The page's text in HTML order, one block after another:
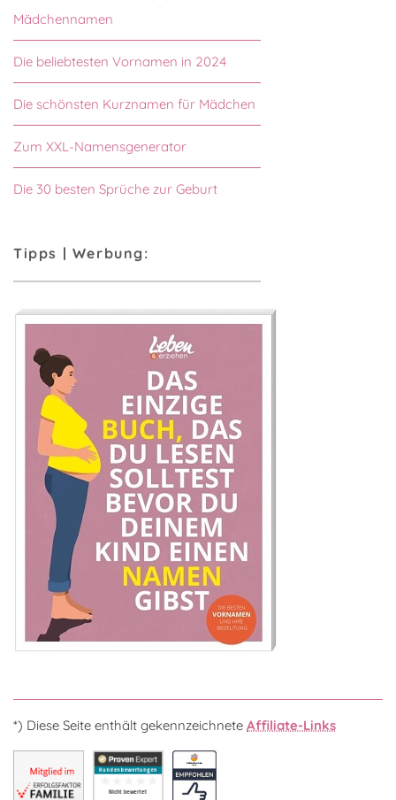
Mädchennamen
Die beliebtesten Vornamen in 2024
Die schönsten Kurznamen für Mädchen
Zum XXL-Namensgenerator
Die 30 besten Sprüche zur Geburt
Tipps | Werbung:
*) Diese Seite enthält gekennzeichnete Affiliate-Links